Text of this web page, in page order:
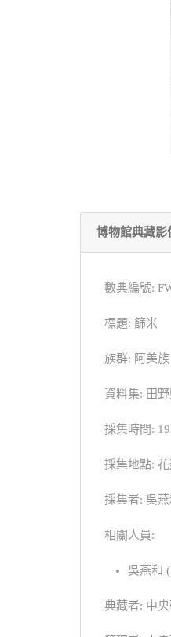
博物館典藏影
數典編號:
標題: 篩米
族群: 阿美族
資料集: 田野
採集時間:
採集地點:
採集者: 吳燕
相關人員:
吳燕和
典藏者: 中